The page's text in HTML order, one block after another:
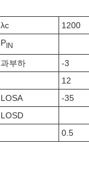
λc 1200
PIN
과부하 -3
12
LOSA -35
LOSD
0.5